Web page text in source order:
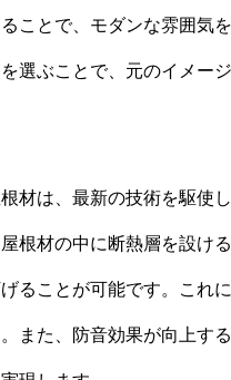
ことで、モダンな雰囲気
選ぶことで、元のイメー
材は、最新の技術を駆使
根材の中に断熱層を設け
ることが可能です。これ
また、防音効果が向上す